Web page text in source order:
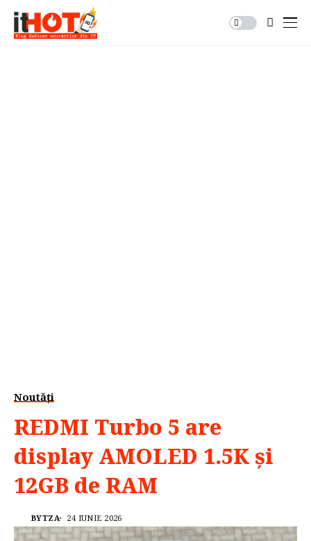
Noutăți
REDMI Turbo 5 are
display AMOLED 1.5K și
12GB de RAM
BYTZA 24 IUNIE 2026